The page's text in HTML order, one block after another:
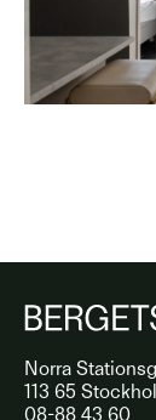
Norra
113 65
08-88 43 60